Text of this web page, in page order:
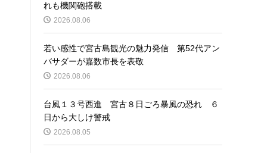
れも機関砲搭載
2026.08.06
若い感性で宮古島観光の魅力発信 第52代アン
バサダーが嘉数市長を表敬
2026.08.06
台風１３号西進 宮古８日ごろ暴風の恐れ ６
日から大しけ警戒
2026.08.05